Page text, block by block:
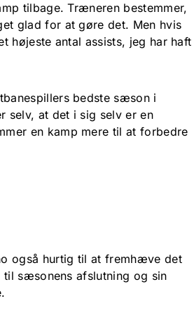
tilbage. Træneren bestemmer,
glad for at gøre det. Men hvis
højeste antal assists, jeg har haft
bedste sæson i
selv, at det i sig selv er en
en kamp mere til at forbedre
også hurtig til at fremhæve det
sæsonens afslutning og sin